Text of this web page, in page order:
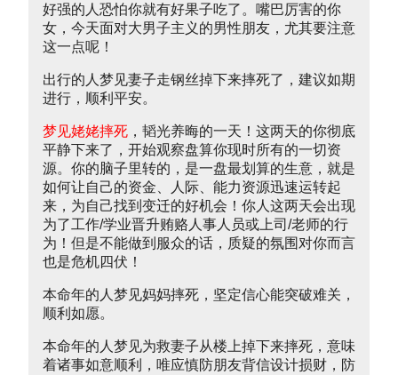
好强的人恐怕你就有好果子吃了。嘴巴厉害的你
女，今天面对大男子主义的男性朋友，尤其要注意
这一点呢！
出行的人梦见妻子走钢丝掉下来摔死了，建议如期
进行，顺利平安。
梦见姥姥摔死 ，韬光养晦的一天！这两天的你彻底
平静下来了，开始观察盘算你现时所有的一切资
源。你的脑子里转的，是一盘最划算的生意，就是
如何让自己的资金、人际、能力资源迅速运转起
来，为自己找到变迁的好机会！你人这两天会出现
为了工作/学业晋升贿赂人事人员或上司/老师的行
为！但是不能做到服众的话，质疑的氛围对你而言
也是危机四伏！
本命年的人梦见妈妈摔死，坚定信心能突破难关，
顺利如愿。
本命年的人梦见为救妻子从楼上掉下来摔死，意味
着诸事如意顺利，唯应慎防朋友背信设计损财，防